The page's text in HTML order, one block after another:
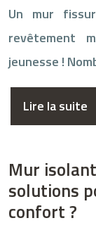
Un mur
revêtement
jeunesse !
Lire la suite
Mur
solutions
confort ?